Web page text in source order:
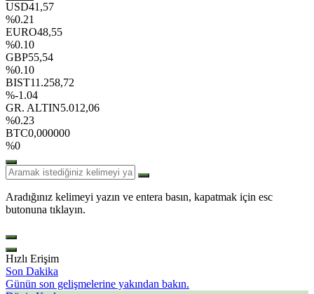
USD41,57
%0.21
EURO48,55
%0.10
GBP55,54
%0.10
BIST11.258,72
%-1.04
GR. ALTIN5.012,06
%0.23
BTC0,000000
%0
Aradığınız kelimeyi yazın ve entera basın, kapatmak için esc
butonuna tıklayın.
Hızlı Erişim
Son Dakika
Günün son gelişmelerine yakından bakın.